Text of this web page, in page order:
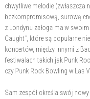
chwytliwe melodie (zwłaszcza
bezkompromisową, surową
z Londynu załoga ma w
Caught", które są popularne
koncertów, między innymi z
festiwalach takich jak Punk
czy Punk Rock Bowling w Las
Sam zespół określa swój